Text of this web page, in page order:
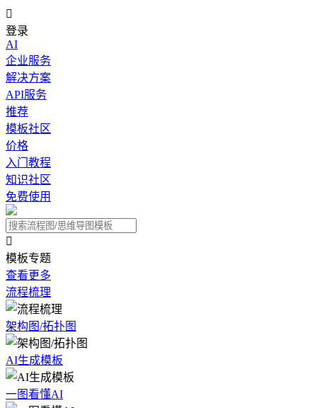

登录
AI
企业服务
解决方案
API服务
推荐
模板社区
价格
入门教程
知识社区
免费使用

模板专题
查看更多
流程梳理
架构图/拓扑图
AI生成模板
一图看懂AI